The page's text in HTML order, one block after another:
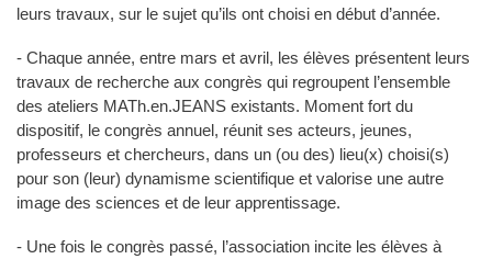
leurs travaux, sur le sujet qu’ils ont choisi en début d’année.
- Chaque année, entre mars et avril, les élèves présentent leurs
travaux de recherche aux congrès qui regroupent l’ensemble
des ateliers MATh.en.JEANS existants. Moment fort du
dispositif, le congrès annuel, réunit ses acteurs, jeunes,
professeurs et chercheurs, dans un (ou des) lieu(x) choisi(s)
pour son (leur) dynamisme scientifique et valorise une autre
image des sciences et de leur apprentissage.
- Une fois le congrès passé, l’association incite les élèves à